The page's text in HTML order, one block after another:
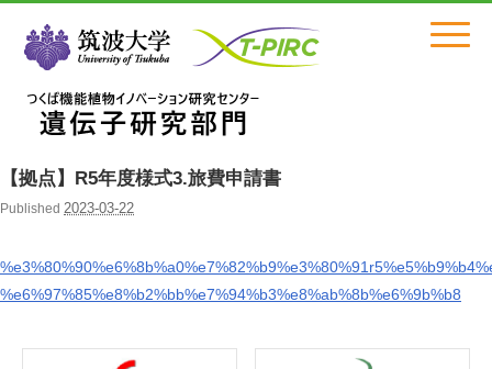
Click
【拠点】R5年度様式3.旅費申請書
Published 2023-03-22
%e6%97%85%e8%b2%bb%e7%94%b3%e8%ab%8b%e6%9b%b8